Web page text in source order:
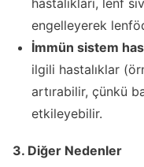
hastalıkları, lenf
engelleyerek
İmmün sistem
ilgili hastalıklar
artırabilir, çünkü
etkileyebilir.
3. Diğer Nedenler